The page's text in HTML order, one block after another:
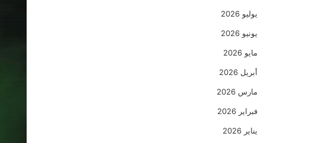
يوليو 2026
يونيو 2026
مايو 2026
أبريل 2026
مارس 2026
فبراير 2026
يناير 2026